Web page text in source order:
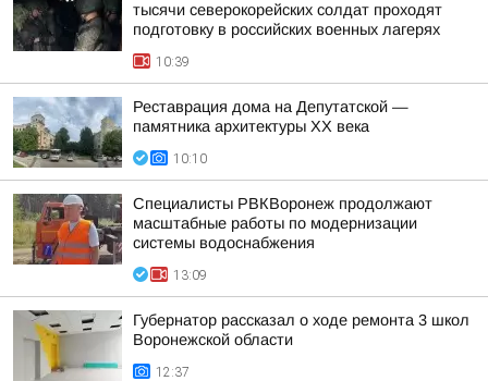
тысячи северокорейских солдат проходят
подготовку в российских военных лагерях
10:39
Реставрация дома на Депутатской —
памятника архитектуры ХХ века
10:10
Специалисты РВКВоронеж продолжают
масштабные работы по модернизации
системы водоснабжения
13:09
Губернатор рассказал о ходе ремонта 3 школ
Воронежской области
12:37